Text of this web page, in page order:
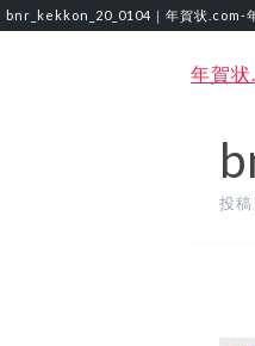
bnr_kekkon_20_0104｜年賀状.com‐
年賀
投稿